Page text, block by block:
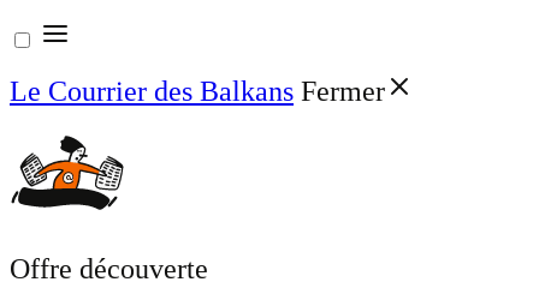
Aller
au
contenu
Le Courrier des Balkans Fermer
Offre découverte